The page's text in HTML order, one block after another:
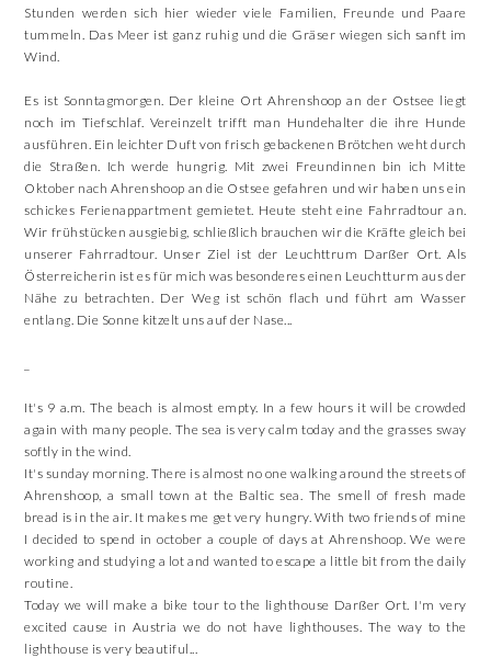
Stunden werden sich hier wieder viele Familien, Freunde und Paare
tummeln. Das Meer ist ganz ruhig und die Gräser wiegen sich sanft im
Wind.
Es ist Sonntagmorgen. Der kleine Ort Ahrenshoop an der Ostsee liegt
noch im Tiefschlaf. Vereinzelt trifft man Hundehalter die ihre Hunde
ausführen. Ein leichter Duft von frisch gebackenen Brötchen weht durch
die Straßen. Ich werde hungrig. Mit zwei Freundinnen bin ich Mitte
Oktober nach Ahrenshoop an die Ostsee gefahren und wir haben uns ein
schickes Ferienappartment gemietet. Heute steht eine Fahrradtour an.
Wir frühstücken ausgiebig, schließlich brauchen wir die Kräfte gleich bei
unserer Fahrradtour. Unser Ziel ist der Leuchttrum Darßer Ort. Als
Österreicherin ist es für mich was besonderes einen Leuchtturm aus der
Nähe zu betrachten. Der Weg ist schön flach und führt am Wasser
entlang. Die Sonne kitzelt uns auf der Nase...
It's 9 a.m. The beach is almost empty. In a few hours it will be crowded
again with many people. The sea is very calm today and the grasses sway
softly in the wind.
It's sunday morning. There is almost no one walking around the streets of
Ahrenshoop, a small town at the Baltic sea. The smell of fresh made
bread is in the air. It makes me get very hungry. With two friends of mine
I decided to spend in october a couple of days at Ahrenshoop. We were
working and studying a lot and wanted to escape a little bit from the daily
routine.
Today we will make a bike tour to the lighthouse Darßer Ort. I'm very
excited cause in Austria we do not have lighthouses. The way to the
lighthouse is very beautiful...